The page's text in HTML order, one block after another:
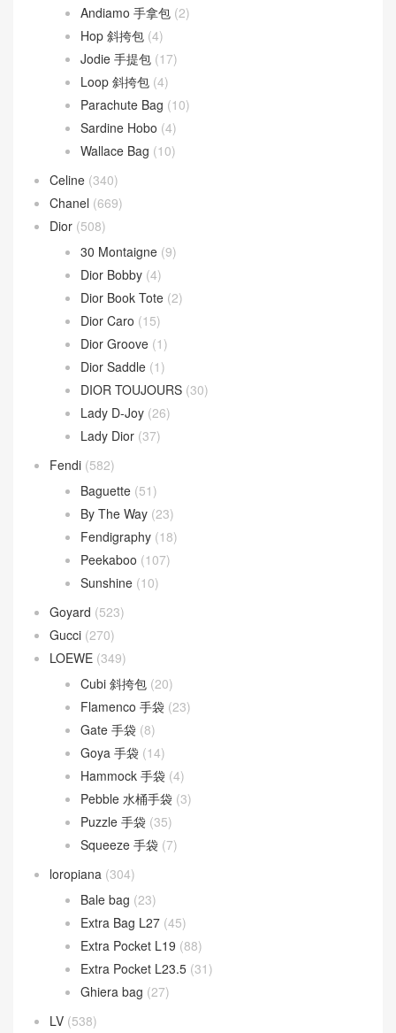
文章類目
(594)
Andiamo(30)
Andiamo 手拿包
Hop 斜挎包
Jodie 手提包
Loop 斜挎包
(4)
Parachute Bag
Sardine Hobo (4)
Wallace Bag (10)
Celine(340)
Chanel(669)
Dior
(508)
30 Montaigne(9)
Dior Bobby(4)
Dior Book Tote
Dior Caro (15)
Dior Groove
(1)
Dior Saddle
(1)
DIOR TOUJOURS
Lady D-Joy(26)
Fendi (582)
Baguette
By The Way (23)
Fendigraphy (18)
Peekaboo (107)
Sunshine(10)
Goyard(523)
Gucci (270)
LOEWE(349)
Cubi 斜挎包(20)
Flamenco 手袋
Gate 手袋(8)
Goya 手袋 (14)
Hammock 手袋(4)
Pebble 水桶手袋(3)
Puzzle 手袋
(35)